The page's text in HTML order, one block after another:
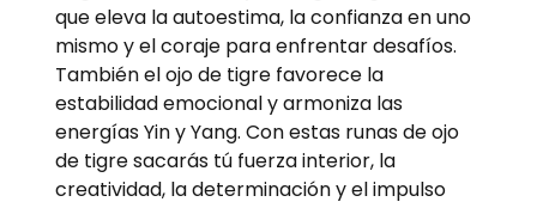
que eleva la autoestima, la confianza en uno
mismo y el coraje para enfrentar desafíos.
También el ojo de tigre favorece la
estabilidad emocional y armoniza las
energías Yin y Yang. Con estas runas de ojo
de tigre sacarás tú fuerza interior, la
creatividad, la determinación y el impulso